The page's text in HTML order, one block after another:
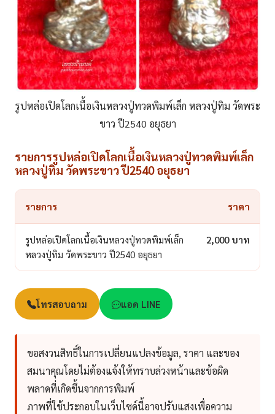
รูปหล่อเปิดโลกเนื้อเงินหลวงปู่ทวดพิมพ์เล็ก หลวงปู่ทิม วัดพระ
ขาว ปี2540 อยุธยา
รายการรูปหล่อเปิดโลกเนื้อเงินหลวงปู่ทวดพิมพ์เล็ก
หลวงปู่ทิม วัดพระขาว ปี2540 อยุธยา
รายการ ราคา
รูปหล่อเปิดโลกเนื้อเงินหลวงปู่ทวดพิมพ์เล็ก
หลวงปู่ทิม วัดพระขาว ปี2540 อยุธยา
2,000 บาท
โทรสอบถาม แอด LINE
ขอสงวนสิทธิ์ในการเปลี่ยนแปลงข้อมูล, ราคา และของ
สมนาคุณโดยไม่ต้องแจ้งให้ทราบล่วงหน้าและข้อผิด
พลาดที่เกิดขึ้นจากการพิมพ์
ภาพที่ใช้ประกอบในเว็บไซด์นี้อาจปรับแสงเพื่อความ